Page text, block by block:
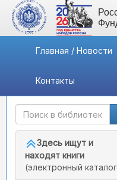
Главная / Новости
Контакты
Быстрый доступ
Здесь ищут и
находят книги
(электронный